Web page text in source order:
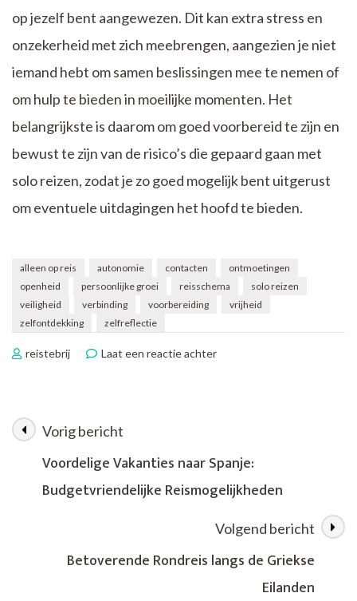
op jezelf bent aangewezen. Dit kan extra stress en
onzekerheid met zich meebrengen, aangezien je niet
iemand hebt om samen beslissingen mee te nemen of
om hulp te bieden in moeilijke momenten. Het
belangrijkste is daarom om goed voorbereid te zijn en
bewust te zijn van de risico’s die gepaard gaan met
solo reizen, zodat je zo goed mogelijk bent uitgerust
om eventuele uitdagingen het hoofd te bieden.
alleen op reis autonomie contacten
ontmoetingen
openheid
persoonlijke groei reisschema
solo reizen
veiligheid
verbinding voorbereiding
vrijheid
zelfontdekking
zelfreflectie
reistebrij Laat een reactie achterop
Berichtnavigatie
Vorig bericht
Voordelige Vakanties naar Spanje:
Budgetvriendelijke Reismogelijkheden
Volgend bericht
Betoverende Rondreis langs de Griekse
Eilanden